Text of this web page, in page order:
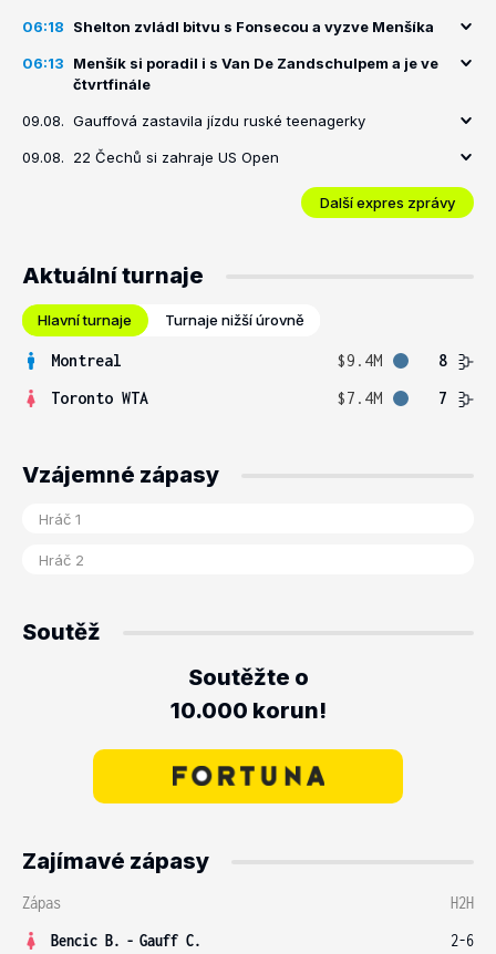
06:18 Shelton zvládl bitvu s Fonsecou a vyzve Menšíka
06:13
Menšík si poradil i s Van De Zandschulpem a je ve
čtvrtfinále
09.08. Gauffová zastavila jízdu ruské teenagerky
09.08. 22 Čechů si zahraje US Open
Další expres zprávy
Aktuální turnaje
Hlavní turnaje Turnaje nižší úrovně
Montreal $9.4M
8
Toronto WTA
$7.4M 7
Vzájemné zápasy
Soutěž
Soutěžte o
10.000 korun!
Zajímavé zápasy
Zápas
H2H
Bencic B. - Gauff C.
2-6